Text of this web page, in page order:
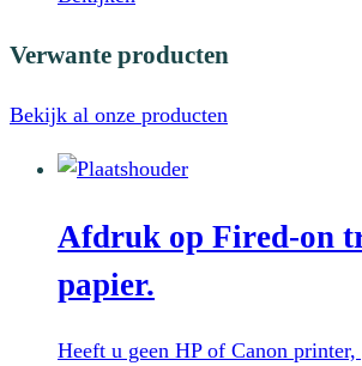
Verwante producten
Bekijk al onze producten
Afdruk op Fired-on
papier.
Heeft u geen HP of Canon printer,